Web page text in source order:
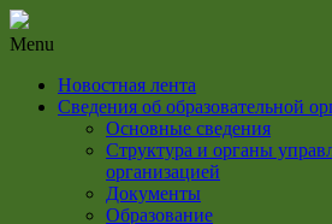
Menu
Новостная лента
Сведения об образовательной
Основные сведения
Структура и органы
организацией
Документы
Образование